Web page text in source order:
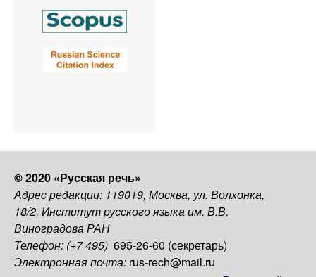
© 2020 «Русская речь»
Адрес редакции: 119019, Москва, ул. Волхонка,
18/2, Институт русского языка им. В.В.
Виноградова РАН
Телефон: (+7 495) 695-26-60 (секретарь)
Электронная почта: rus-rech@mail.ru